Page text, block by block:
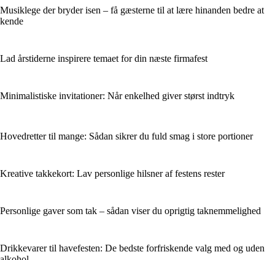
Musiklege der bryder isen – få gæsterne til at lære hinanden bedre at
kende
Lad årstiderne inspirere temaet for din næste firmafest
Minimalistiske invitationer: Når enkelhed giver størst indtryk
Hovedretter til mange: Sådan sikrer du fuld smag i store portioner
Kreative takkekort: Lav personlige hilsner af festens rester
Personlige gaver som tak – sådan viser du oprigtig taknemmelighed
Drikkevarer til havefesten: De bedste forfriskende valg med og uden